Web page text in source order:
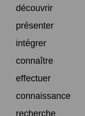
découvrir
présenter
intégrer
connaître
effectuer
connaissance
recherche